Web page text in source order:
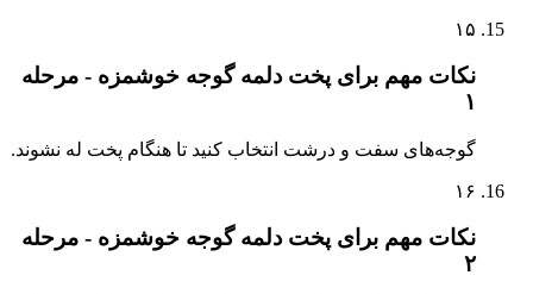
نکات مهم برای پخت دلمه گوجه خوشمزه - مرحله
گوجه‌های سفت و درشت انتخاب کنید تا هنگام پخت له نشوند.
نکات مهم برای پخت دلمه گوجه خوشمزه - مرحله